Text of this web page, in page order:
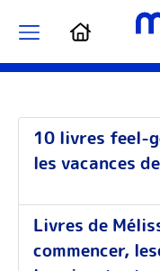
10 livres feel-
les vacances
Livres de
commencer,